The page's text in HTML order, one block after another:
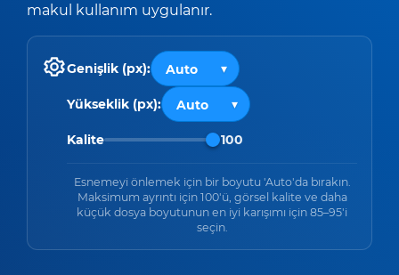
makul kullanım uygulanır.
Genişlik (px):
Yükseklik (px):
Kalite 100
Esnemeyi önlemek için bir boyutu 'Auto'da bırakın.
Maksimum ayrıntı için 100'ü, görsel kalite ve daha
küçük dosya boyutunun en iyi karışımı için 85–95'i
seçin.